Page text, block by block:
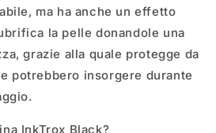
ma ha anche un effetto
la pelle donandole una
grazie alla quale protegge da
potrebbero insorgere durante
InkTrox Black?